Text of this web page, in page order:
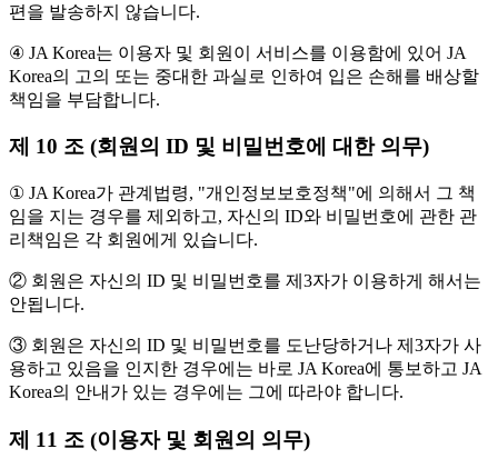
편을 발송하지 않습니다.
④ JA Korea는 이용자 및 회원이 서비스를 이용함에 있어 JA
Korea의 고의 또는 중대한 과실로 인하여 입은 손해를 배상할
책임을 부담합니다.
제 10 조 (회원의 ID 및 비밀번호에 대한 의무)
① JA Korea가 관계법령, "개인정보보호정책"에 의해서 그 책
임을 지는 경우를 제외하고, 자신의 ID와 비밀번호에 관한 관
리책임은 각 회원에게 있습니다.
② 회원은 자신의 ID 및 비밀번호를 제3자가 이용하게 해서는
안됩니다.
③ 회원은 자신의 ID 및 비밀번호를 도난당하거나 제3자가 사
용하고 있음을 인지한 경우에는 바로 JA Korea에 통보하고 JA
Korea의 안내가 있는 경우에는 그에 따라야 합니다.
제 11 조 (이용자 및 회원의 의무)